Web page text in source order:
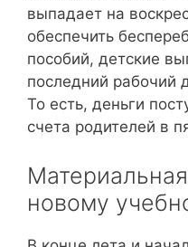
выпадает на
обеспечить
пособий, детские
последний рабочий
То есть, деньги
счета родителей в
новому